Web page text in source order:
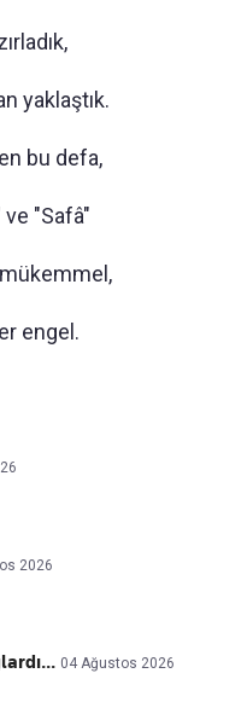
yaklaştık.
bu defa,
ve "Safâ"
engel.
2026
04 Ağustos 2026